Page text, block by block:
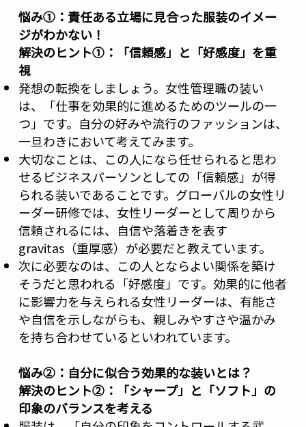
悩み①：責任ある立場に見合った服装のイメー
ジがわかない！
解決のヒント①：「信頼感」と「好感度」を重
視
発想の転換をしましょう。女性管理職の装い
は、「仕事を効果的に進めるためのツールの一
つ」です。自分の好みや流行のファッションは、
一旦わきにおいて考えてみます。
大切なことは、この人になら任せられると思わ
せるビジネスパーソンとしての「信頼感」が得
られる装いであることです。グローバルの女性リ
ーダー研修では、女性リーダーとして周りから
信頼されるには、自信や落着きを表す
gravitas（重厚感）が必要だと教えています。
次に必要なのは、この人とならよい関係を築け
そうだと思われる「好感度」です。効果的に他者
に影響力を与えられる女性リーダーは、有能さ
や自信を示しながらも、親しみやすさや温かみ
を持ち合わせているといわれています。
悩み②：自分に似合う効果的な装いとは？
解決のヒント②：「シャープ」と「ソフト」の
印象のバランスを考える